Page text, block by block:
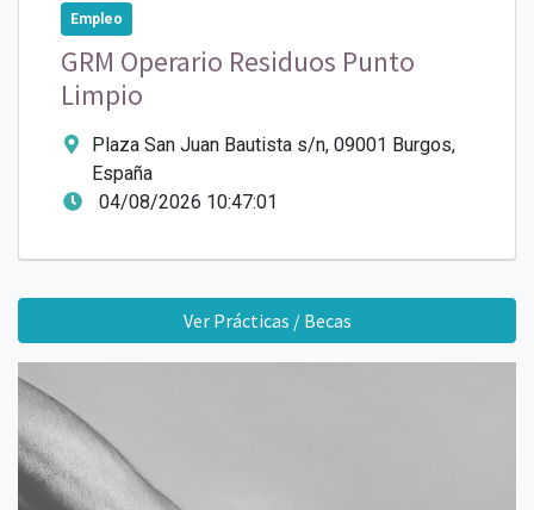
Empleo
GRM Operario Residuos Punto
Limpio
Plaza San Juan Bautista s/n, 09001 Burgos,
España
04/08/2026 10:47:01
Ver Prácticas / Becas